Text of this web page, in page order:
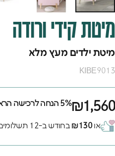
מיטתקידיורודה
מיטת ילדים מעץ מלא
KIBE9013
₪1,5605% הנחה לרכישה הראשונה,
או₪130 בחודש ב-12 תשלומים, ללא ריבית